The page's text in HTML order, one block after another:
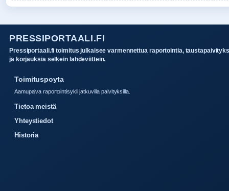
PRESSIPORTAALI.FI
Pressiportaali.fi toimitus julkaisee varmennettua raportointia,
ja korjauksia selkein lahdeviittein.
Toimituspoyta
Aamupaiva raportointisykli jatkuvilla paivityksilla.
Tietoa meistä
Yhteystiedot
Historia